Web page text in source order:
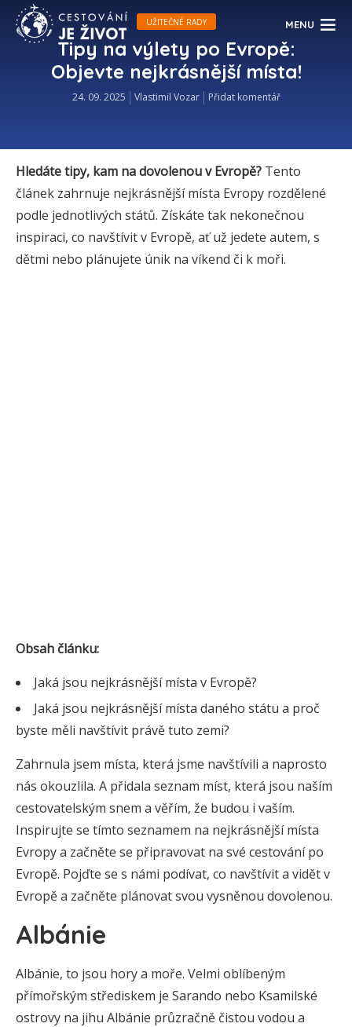
MENU
UŽITEČNÉ RADY
Tipy na výlety po Evropě:
Objevte nejkrásnější místa!
24. 09. 2025 Vlastimil Vozar Přidat komentář
Hledáte tipy, kam na dovolenou v Evropě? Tento
článek zahrnuje nejkrásnější místa Evropy rozdělené
podle jednotlivých států. Získáte tak nekonečnou
inspiraci, co navštívit v Evropě, ať už jedete autem, s
dětmi nebo plánujete únik na víkend či k moři.
Obsah článku:
Jaká jsou nejkrásnější místa v Evropě?
Jaká jsou nejkrásnější místa daného státu a proč
byste měli navštívit právě tuto zemi?
Zahrnula jsem místa, která jsme navštívili a naprosto
nás okouzlila. A přidala seznam míst, která jsou naším
cestovatelským snem a věřím, že budou i vaším.
Inspirujte se tímto seznamem na nejkrásnější místa
Evropy a začněte se připravovat na své cestování po
Evropě. Pojďte se s námi podívat, co navštívit a vidět v
Evropě a začněte plánovat svou vysněnou dovolenou.
Albánie
Albánie, to jsou hory a moře. Velmi oblíbeným
přímořským střediskem je Sarando nebo Ksamilské
ostrovy na jihu Albánie průzračně čistou vodou a